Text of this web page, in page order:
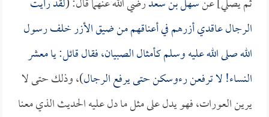
الرجال عاقدي أزرهم في أعناقهم من ضيق الأزر خلف رسول
الله صلى الله عليه وسلم كأمثال الصبيان، فقال قائل: يا معشر
النساء! لا ترفعن رءوسكن حتى يرفع الرجال)، وذلك حتى لا
يرين العورات، فهو يدل على مثل ما دل عليه الحديث الذي معنا